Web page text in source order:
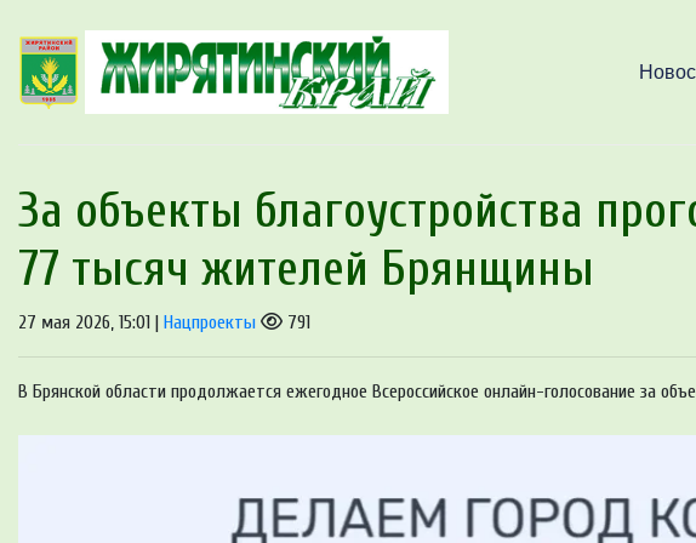
За объекты благоустройства
77 тысяч жителей Брянщины
27 мая 2026, 15:01 | Нацпроекты 791
В Брянской области продолжается ежегодное Всероссийское онлайн-голосование за